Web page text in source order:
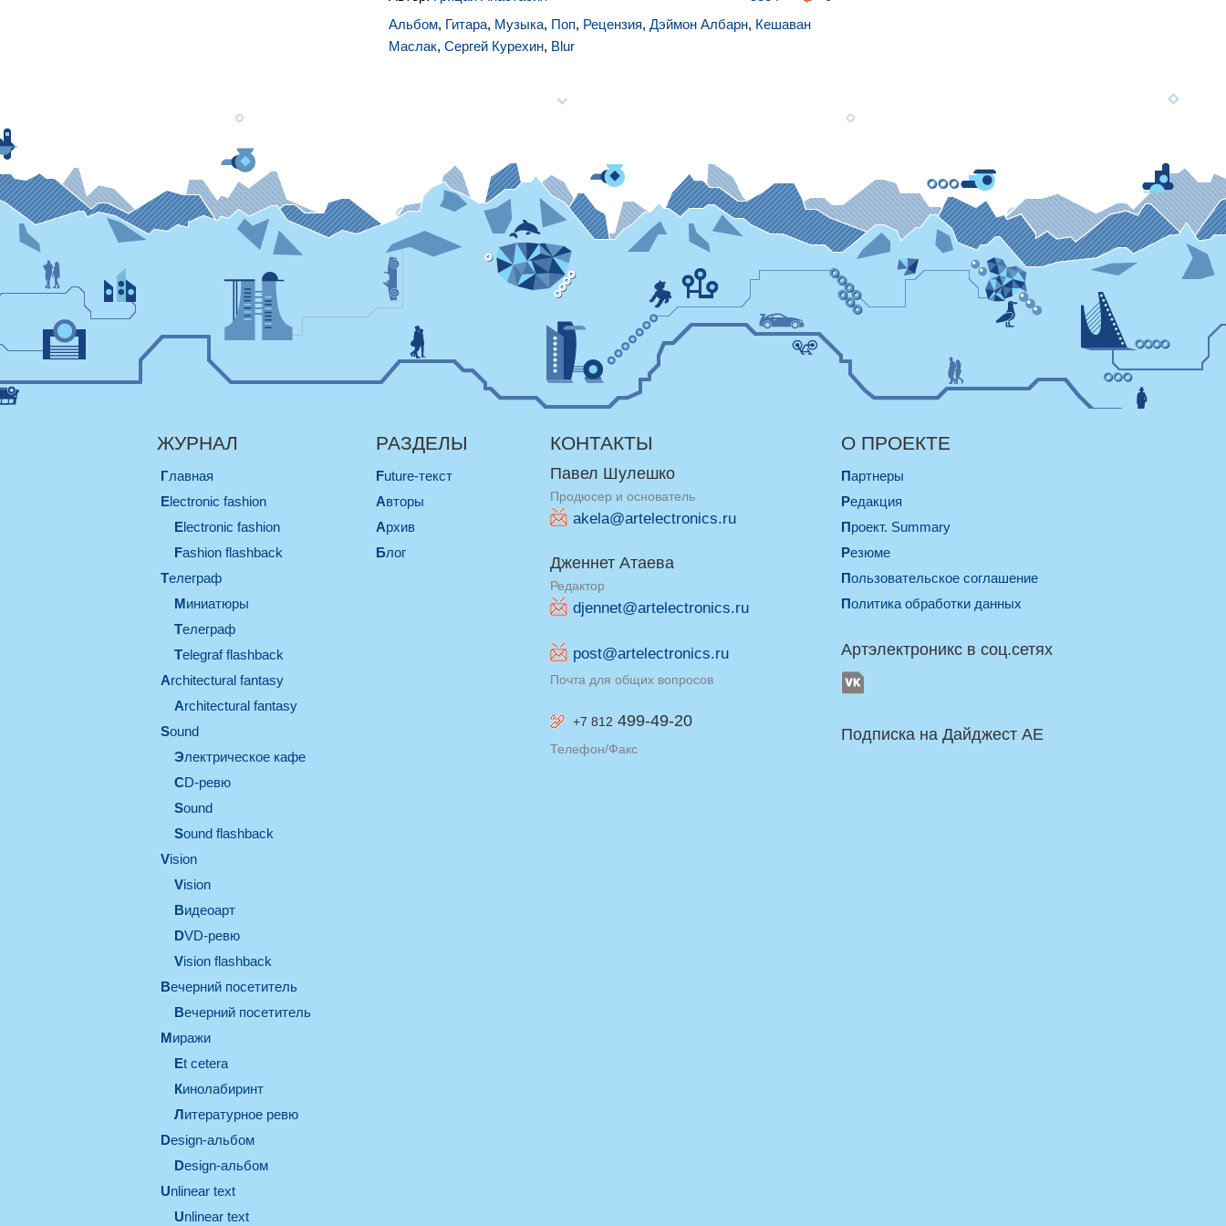
Альбом, Гитара, Музыка, Поп, Рецензия, Дэймон Албарн, Кешаван
Маслак, Сергей Курехин, Blur
ЖУРНАЛ
Главная
electronic fashion
electronic fashion
Fashion flashback
телеграф
миниатюры
телеграф
Telegraf flashback
architectural fantasy
architectural fantasy
sound
электрическое кафе
CD-ревю
sound
Sound flashback
vision
vision
видеоарт
DVD-ревю
Vision flashback
вечерний посетитель
вечерний посетитель
миражи
et cetera
кинолабиринт
литературное ревю
design-альбом
design-альбом
unlinear text
Unlinear text
РАЗДЕЛЫ
Future-текст
Авторы
Архив
Блог
КОНТАКТЫ
Павел Шулешко
Продюсер и основатель
akela@artelectronics.ru
Дженнет Атаева
Редактор
djennet@artelectronics.ru
post@artelectronics.ru
Почта для общих вопросов
+7 812 499-49-20
Телефон/Факс
О ПРОЕКТЕ
Партнеры
Редакция
Проект. Summary
Резюме
Пользовательское соглашение
Политика обработки данных
Артэлектроникс в соц.сетях
Подписка на Дайджест AE